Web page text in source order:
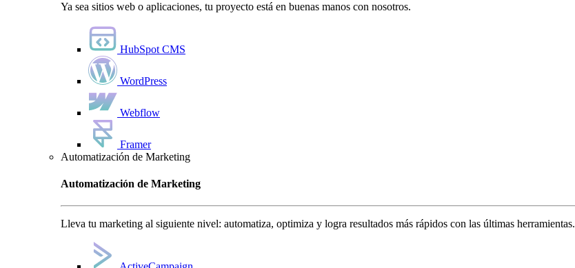
Ya sea sitios web o aplicaciones, tu proyecto está en buenas manos con nosotros.
HubSpot CMS
WordPress
Webflow
Framer
Automatización de Marketing
Automatización de Marketing
Lleva tu marketing al siguiente nivel: automatiza, optimiza y logra resultados más rápidos con las últimas herramientas.